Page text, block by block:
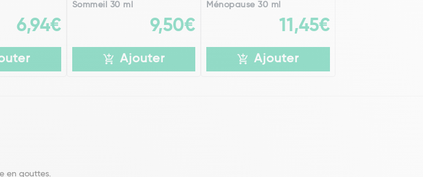
6,94€
Sommeil 30 ml
9,50€
Ajouter
Ménopause 30 ml
11,45€
Ajouter
en gouttes.